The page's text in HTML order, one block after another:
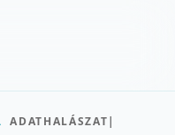
ADATHALÁSZAT|